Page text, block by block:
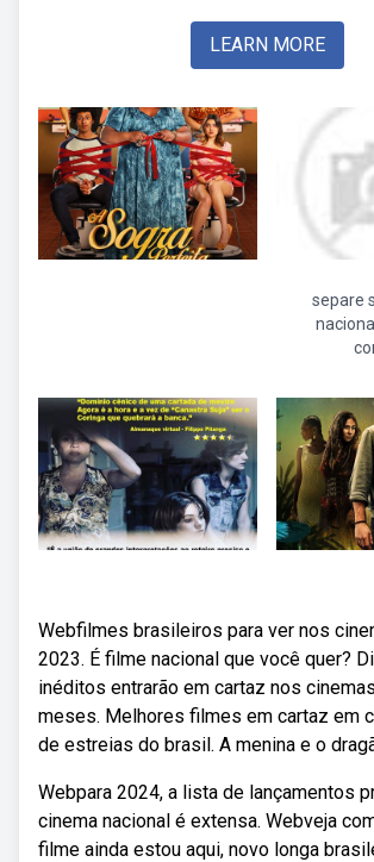
LEARN MORE
separe
Webfilmes brasileiros para ver nos
2023. É filme nacional que você quer?
inéditos entrarão em cartaz nos
meses. Melhores filmes em cartaz em
de estreias do brasil. A menina e o
Webpara 2024, a lista de lançamentos
cinema nacional é extensa. Webveja
filme ainda estou aqui, novo longa